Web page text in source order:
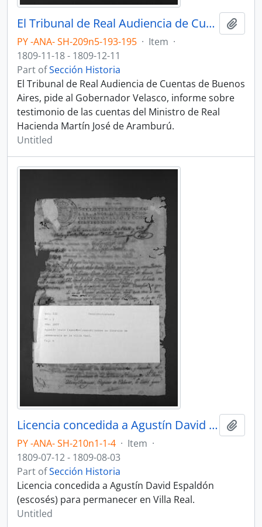
El Tribunal de Real Audiencia de Cuentas de Buenos Aires, pide informe sobre cuentas Martín José de Aramburú.
PY -ANA- SH-209n5-193-195 · Item ·
1809-11-18 - 1809-12-11
Part ofSección Historia
El Tribunal de Real Audiencia de Cuentas de Buenos
Aires, pide al Gobernador Velasco, informe sobre
testimonio de las cuentas del Ministro de Real
Hacienda Martín José de Aramburú.
Untitled
Licencia concedida a Agustín David Espaldón (escosés) para permanecer en Villa Real.
PY -ANA- SH-210n1-1-4 · Item ·
1809-07-12 - 1809-08-03
Part ofSección Historia
Licencia concedida a Agustín David Espaldón
(escosés) para permanecer en Villa Real.
Untitled